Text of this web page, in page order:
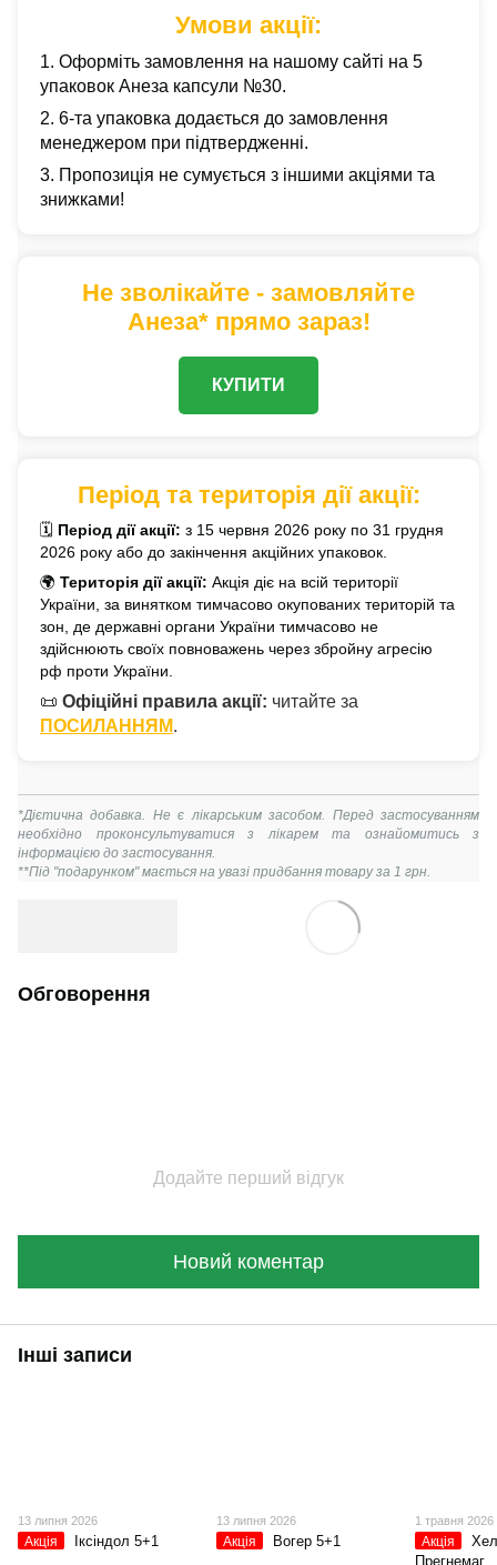
Умови акції:
1. Оформіть замовлення на нашому сайті на 5
упаковок Анеза капсули №30.
2. 6-та упаковка додається до замовлення
менеджером при підтвердженні.
3. Пропозиція не сумується з іншими акціями та
знижками!
Не зволікайте - замовляйте
Анеза* прямо зараз!
КУПИТИ
Період та територія дії акції:
🗓️ Період дії акції: з 15 червня 2026 року по 31 грудня
2026 року або до закінчення акційних упаковок.
🌍 Територія дії акції: Акція діє на всій території
України, за винятком тимчасово окупованих територій та
зон, де державні органи України тимчасово не
здійснюють своїх повноважень через збройну агресію
рф проти України.
📜 Офіційні правила акції: читайте за
ПОСИЛАННЯМ.
*Дієтична добавка. Не є лікарським засобом. Перед застосуванням
необхідно проконсультуватися з лікарем та ознайомитись з
інформацією до застосування.
**Під "подарунком" мається на увазі придбання товару за 1 грн.
Обговорення
Додайте перший відгук
Новий коментар
Інші записи
13 липня 2026
Акція Іксіндол 5+1
13 липня 2026
Акція Вогер 5+1
1 травня 2026
Акція
Прегнемаг